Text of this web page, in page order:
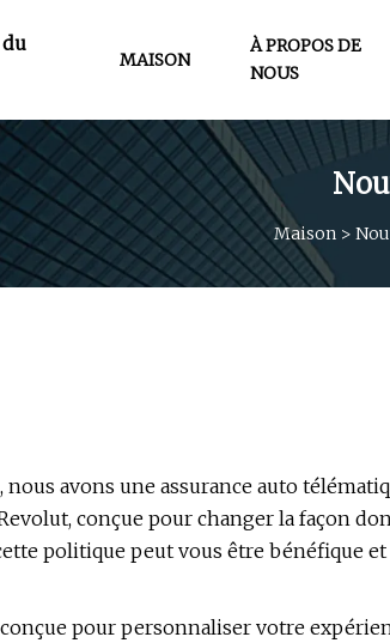
MAISON
À PROPOS DE
NOUS
Maison >
avons une assurance auto
conçue pour changer la façon
politique peut vous être bénéfique
pour personnaliser votre